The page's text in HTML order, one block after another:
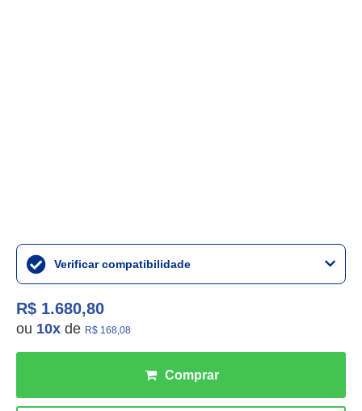
Verificar compatibilidade
R$ 1.680,80
ou 10x de R$ 168,08